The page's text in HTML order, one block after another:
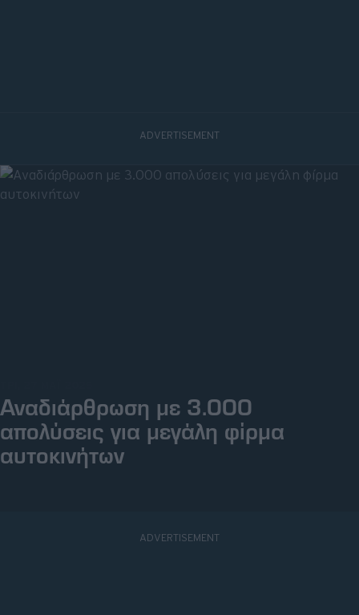
Αναδιάρθρωση με 3.000
απολύσεις για μεγάλη φίρμα
αυτοκινήτων